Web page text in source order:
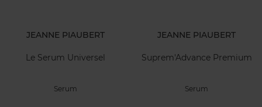
JEANNE PIAUBERT
Le Serum Universel
Serum
JEANNE PIAUBERT
Suprem'Advance Premium
Serum